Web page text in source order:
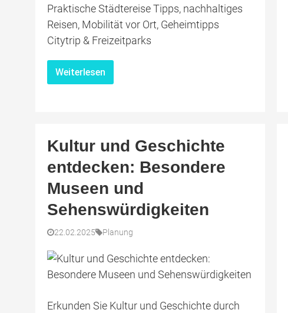
Praktische Städtereise Tipps, nachhaltiges
Reisen, Mobilität vor Ort, Geheimtipps
Citytrip & Freizeitparks
Weiterlesen
Kultur und Geschichte
entdecken: Besondere
Museen und
Sehenswürdigkeiten
22.02.2025 Planung
Erkunden Sie Kultur und Geschichte durch